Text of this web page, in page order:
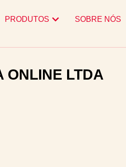
PRODUTOS SOBRE NÓS
ONLINE LTDA